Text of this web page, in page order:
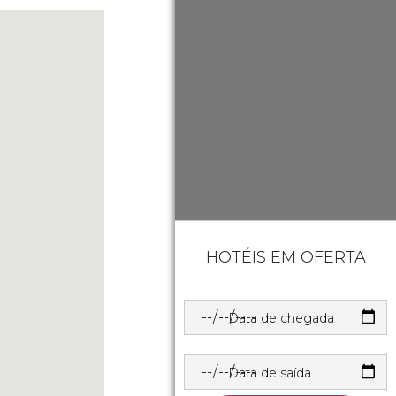
HOTÉIS EM OFERTA
Data de chegada
Data de saída